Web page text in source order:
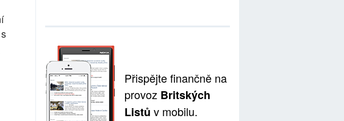
Přispějte finančně na
provoz Britských
Listů v mobilu.